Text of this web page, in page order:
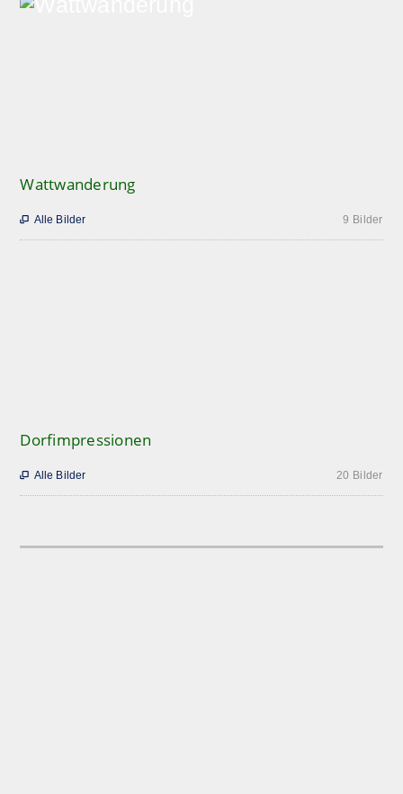
Wattwanderung
9 Bilder
 Alle Bilder
Dorfimpressionen
20 Bilder
 Alle Bilder